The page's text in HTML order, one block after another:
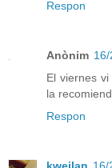
Respon
Anònim 16/
El viernes
la
Respon
kweilan 16/